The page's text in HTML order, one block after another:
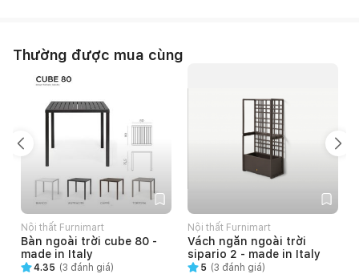
Thường được mua cùng
Nội thất Furnimart
Bàn ngoài trời cube 80 -
made in Italy
4.35 (3 đánh giá)
Nội thất Furnimart
Vách ngăn ngoài trời
sipario 2 - made in Italy
5 (3 đánh giá)